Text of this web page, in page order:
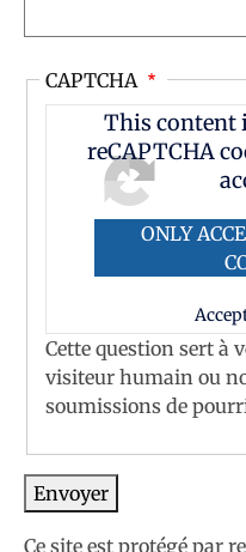
CAPTCHA
This content
reCAPTCHA
ONLY
Cette question sert à
visiteur humain ou
soumissions de
Ce site est protégé par